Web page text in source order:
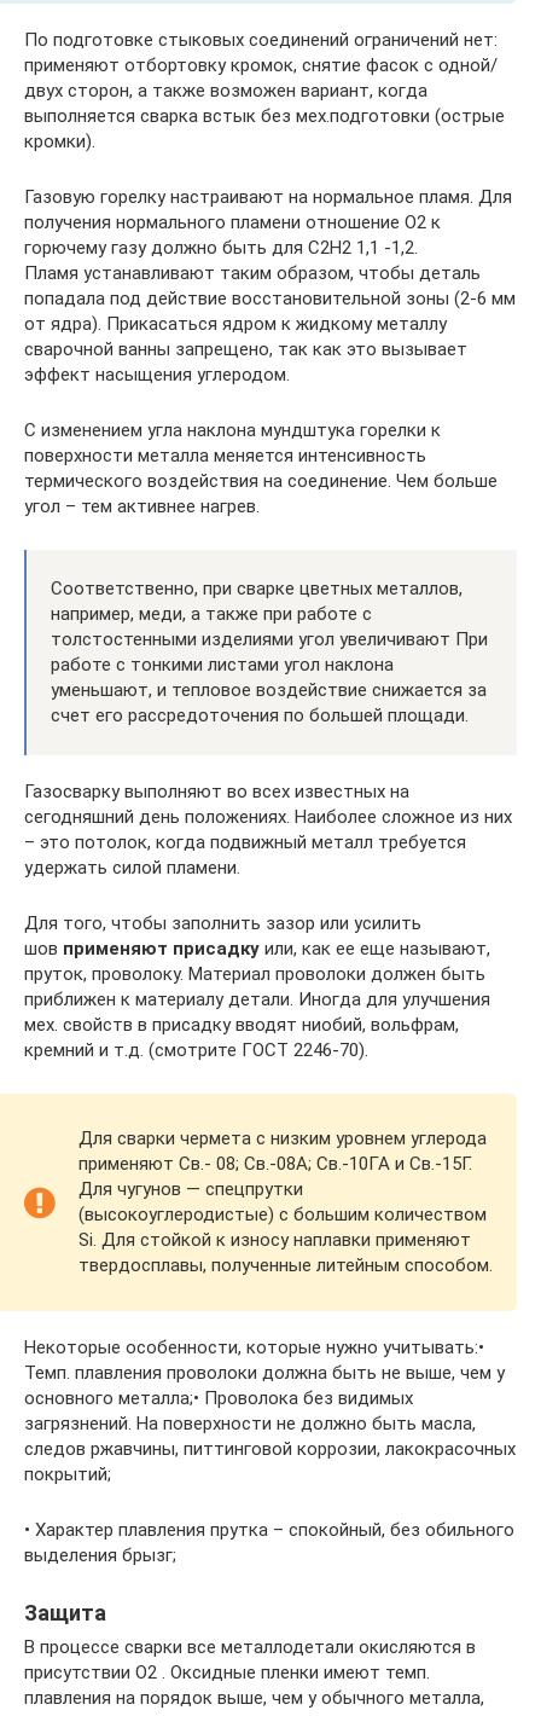
По подготовке стыковых соединений ограничений нет:
применяют отбортовку кромок, снятие фасок с одной/
двух сторон, а также возможен вариант, когда
выполняется сварка встык без мех.подготовки (острые
кромки).
Газовую горелку настраивают на нормальное пламя. Для
получения нормального пламени отношение О2 к
горючему газу должно быть для C2H2 1,1 -1,2.
Пламя устанавливают таким образом, чтобы деталь
попадала под действие восстановительной зоны (2-6 мм
от ядра). Прикасаться ядром к жидкому металлу
сварочной ванны запрещено, так как это вызывает
эффект насыщения углеродом.
С изменением угла наклона мундштука горелки к
поверхности металла меняется интенсивность
термического воздействия на соединение. Чем больше
угол – тем активнее нагрев.
Соответственно, при сварке цветных металлов,
например, меди, а также при работе с
толстостенными изделиями угол увеличивают При
работе с тонкими листами угол наклона
уменьшают, и тепловое воздействие снижается за
счет его рассредоточения по большей площади.
Газосварку выполняют во всех известных на
сегодняшний день положениях. Наиболее сложное из них
– это потолок, когда подвижный металл требуется
удержать силой пламени.
Для того, чтобы заполнить зазор или усилить
шов применяют присадку или, как ее еще называют,
пруток, проволоку. Материал проволоки должен быть
приближен к материалу детали. Иногда для улучшения
мех. свойств в присадку вводят ниобий, вольфрам,
кремний и т.д. (смотрите ГОСТ 2246-70).
Для сварки чермета с низким уровнем углерода
применяют Св.- 08; Св.-08А; Св.-10ГА и Св.-15Г.
Для чугунов — спецпрутки
(высокоуглеродистые) с большим количеством
Si. Для стойкой к износу наплавки применяют
твердосплавы, полученные литейным способом.
Некоторые особенности, которые нужно учитывать:•
Темп. плавления проволоки должна быть не выше, чем у
основного металла;• Проволока без видимых
загрязнений. На поверхности не должно быть масла,
следов ржавчины, питтинговой коррозии, лакокрасочных
покрытий;
• Характер плавления прутка – спокойный, без обильного
выделения брызг;
Защита
В процессе сварки все металлодетали окисляются в
присутствии О2 . Оксидные пленки имеют темп.
плавления на порядок выше, чем у обычного металла,